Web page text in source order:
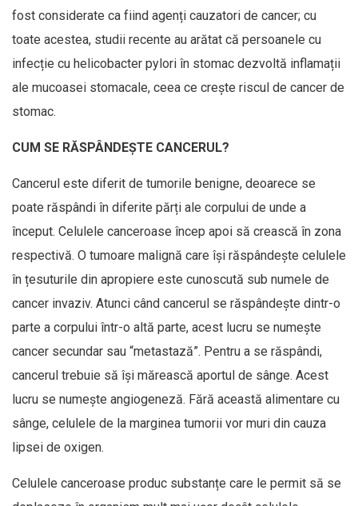
fost considerate ca fiind agenți cauzatori de cancer; cu
toate acestea, studii recente au arătat că persoanele cu
infecție cu helicobacter pylori în stomac dezvoltă inflamații
ale mucoasei stomacale, ceea ce crește riscul de cancer de
stomac.
CUM SE RĂSPÂNDEȘTE CANCERUL?
Cancerul este diferit de tumorile benigne, deoarece se
poate răspândi în diferite părți ale corpului de unde a
început. Celulele canceroase încep apoi să crească în zona
respectivă. O tumoare malignă care își răspândește celulele
în țesuturile din apropiere este cunoscută sub numele de
cancer invaziv. Atunci când cancerul se răspândește dintr-o
parte a corpului într-o altă parte, acest lucru se numește
cancer secundar sau “metastază”. Pentru a se răspândi,
cancerul trebuie să își mărească aportul de sânge. Acest
lucru se numește angiogeneză. Fără această alimentare cu
sânge, celulele de la marginea tumorii vor muri din cauza
lipsei de oxigen.
Celulele canceroase produc substanțe care le permit să se